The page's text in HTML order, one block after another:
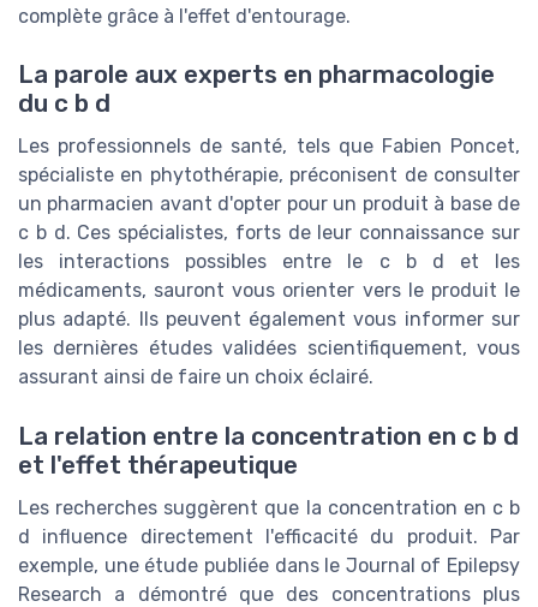
complète grâce à l'effet d'entourage.
La parole aux experts en pharmacologie
du c b d
Les professionnels de santé, tels que Fabien Poncet,
spécialiste en phytothérapie, préconisent de consulter
un pharmacien avant d'opter pour un produit à base de
c b d. Ces spécialistes, forts de leur connaissance sur
les interactions possibles entre le c b d et les
médicaments, sauront vous orienter vers le produit le
plus adapté. Ils peuvent également vous informer sur
les dernières études validées scientifiquement, vous
assurant ainsi de faire un choix éclairé.
La relation entre la concentration en c b d
et l'effet thérapeutique
Les recherches suggèrent que la concentration en c b
d influence directement l'efficacité du produit. Par
exemple, une étude publiée dans le Journal of Epilepsy
Research a démontré que des concentrations plus